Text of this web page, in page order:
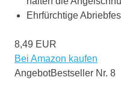
Ehrfürchtige
8,49 EUR
Bei Amazon kaufen
AngebotBestseller Nr. 8